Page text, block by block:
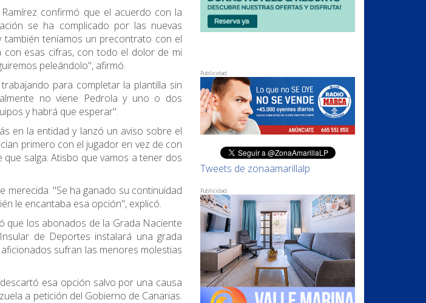
confirmó que el acuerdo con la
se ha complicado por las nuevas
teníamos un precontrato con el
con esas cifras, con todo el dolor de mi
peleándolo", afirmó.
para completar la plantilla sin
no viene Pedrola y uno o dos
y habrá que esperar".
en la entidad y lanzó un aviso sobre el
primero con el jugador en vez de con
salga. Atisbo que vamos a tener dos
merecida. "Se ha ganado su continuidad
le encantaba esa opción", explicó.
que los abonados de la Grada Naciente
de Deportes instalará una grada
sufran las menores molestias
esa opción salvo por una causa
a petición del Gobierno de Canarias.
Publicidad
Tweets de zonaamarillalp
Publicidad